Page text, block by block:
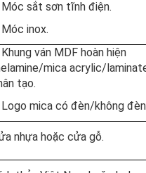
sắt sơn tĩnh điện.
inox.
ván MDF hoàn hiện
mica acrylic/
tạo.
mica có đèn/không
nhựa hoặc cửa gỗ.